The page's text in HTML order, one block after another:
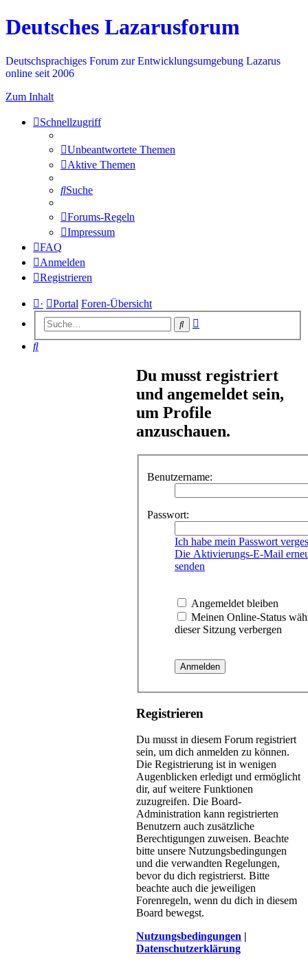
Deutsches Lazarusforum
Deutschsprachiges Forum zur Entwicklungsumgebung Lazarus
online seit 2006
Zum Inhalt
Schnellzugriff
Unbeantwortete Themen
Aktive Themen
Suche
Forums-Regeln
Impressum
FAQ
Anmelden
Registrieren
· Portal Foren-Übersicht
Suche
Suche
Du musst registriert
und angemeldet sein,
um Profile
anzuschauen.
Benutzername:
Passwort:
Ich habe mein Passwort
Die Aktivierungs-E-Mail
senden
Angemeldet bleiben
Meinen Online-Status
dieser Sitzung verbergen
Registrieren
Du musst in diesem Forum registriert
sein, um dich anmelden zu können.
Die Registrierung ist in wenigen
Augenblicken erledigt und ermöglicht
dir, auf weitere Funktionen
zuzugreifen. Die Board-
Administration kann registrierten
Benutzern auch zusätzliche
Berechtigungen zuweisen. Beachte
bitte unsere Nutzungsbedingungen
und die verwandten Regelungen,
bevor du dich registrierst. Bitte
beachte auch die jeweiligen
Forenregeln, wenn du dich in diesem
Board bewegst.
Nutzungsbedingungen |
Datenschutzerklärung